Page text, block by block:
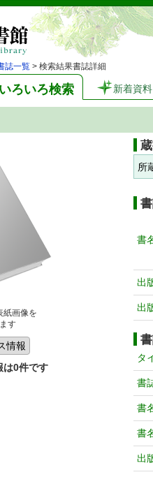
誌一覧 > 検索結果書誌詳細
いろいろ検索 新着資料
紙画像を
す
は0件です
所
書
出
出
タ
書
書
書
出